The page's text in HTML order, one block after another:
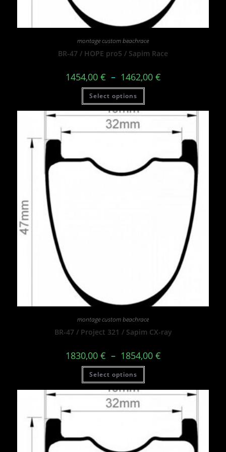
montage custom beachrace
BR-47 / HOPE pro5 / Sapim Race
1454,00 € – 1462,00 €
Select options
montage custom beachrace
BR-47 / Project 321 / Sapim CX-ray
1830,00 € – 1854,00 €
Select options